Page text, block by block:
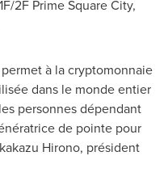
2F Prime Square City,
à la cryptomonnaie
dans le monde entier
personnes dépendant
de pointe pour
Hirono, président